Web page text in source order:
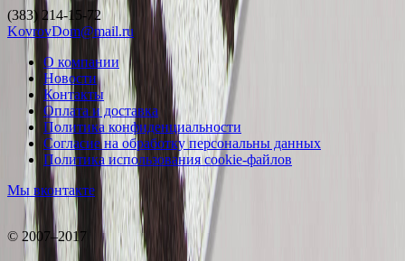
(383) 214-15-72
KovrovDom@mail.ru
О компании
Новости
Контакты
Оплата и доставка
Политика конфиденциальности
Согласие на обработку персональны данных
Политика использования cookie-файлов
Мы вконтакте
© 2007–2017